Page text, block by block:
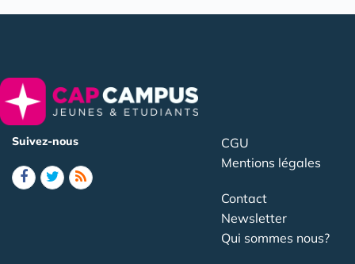
Suivez-nous
CGU
Mentions légales
Contact
Newsletter
Qui sommes nous?